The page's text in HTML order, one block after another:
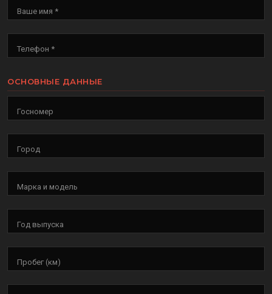
Ваше имя *
Телефон *
ОСНОВНЫЕ ДАННЫЕ
Госномер
Город
Марка и модель
Год выпуска
Пробег (км)